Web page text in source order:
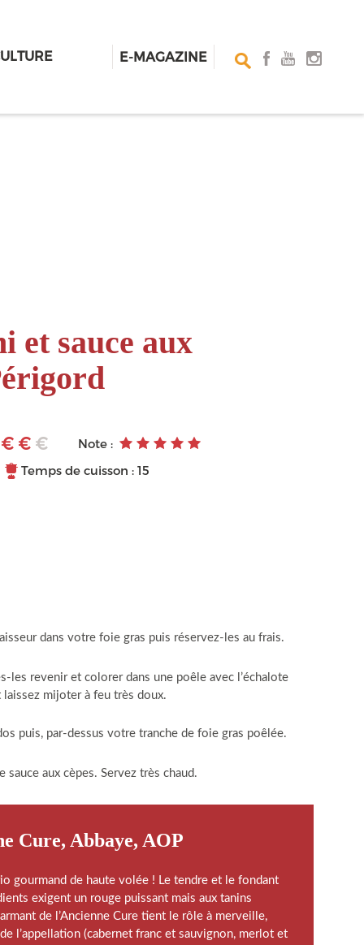
E-MAGAZINE
et sauce aux
Note :
Temps de cuisson : 15
dans votre foie gras puis réservez-les au frais.
les revenir et colorer dans une poêle avec l’échalote
mijoter à feu très doux.
puis, par-dessus votre tranche de foie gras poêlée.
aux cèpes. Servez très chaud.
Cure, Abbaye, AOP
gourmand de haute volée ! Le tendre et le fondant
exigent un rouge puissant mais aux tanins
de l’Ancienne Cure tient le rôle à merveille,
l’appellation (cabernet franc et sauvignon, merlot et